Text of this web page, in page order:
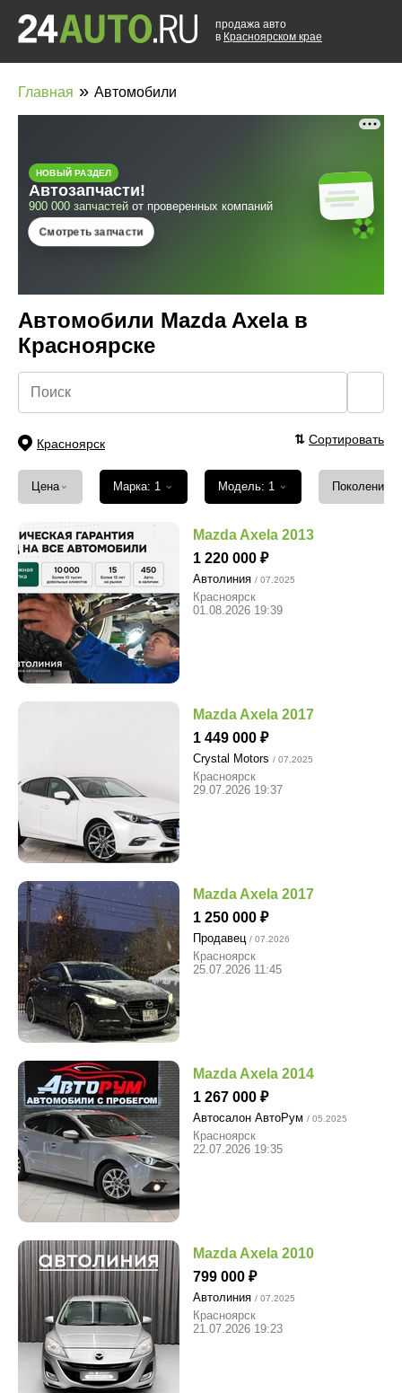
продажа авто
в Красноярском крае
Главная » Автомобили
Автомобили Mazda Axela в
Красноярске
Красноярск ⇅ Сортировать
Цена ⌄ Марка: 1 ⌄ Модель: 1 ⌄ Поколение
Mazda Axela 2013
1 220 000
Автолиния / 07.2025
Красноярск
01.08.2026 19:39
Mazda Axela 2017
1 449 000
Crystal Motors / 07.2025
Красноярск
29.07.2026 19:37
Mazda Axela 2017
1 250 000
Продавец / 07.2026
Красноярск
25.07.2026 11:45
Mazda Axela 2014
1 267 000
Автосалон АвтоРум / 05.2025
Красноярск
22.07.2026 19:35
Mazda Axela 2010
799 000
Автолиния / 07.2025
Красноярск
21.07.2026 19:23